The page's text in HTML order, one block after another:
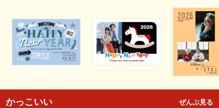
かっこいい ぜんぶ見る